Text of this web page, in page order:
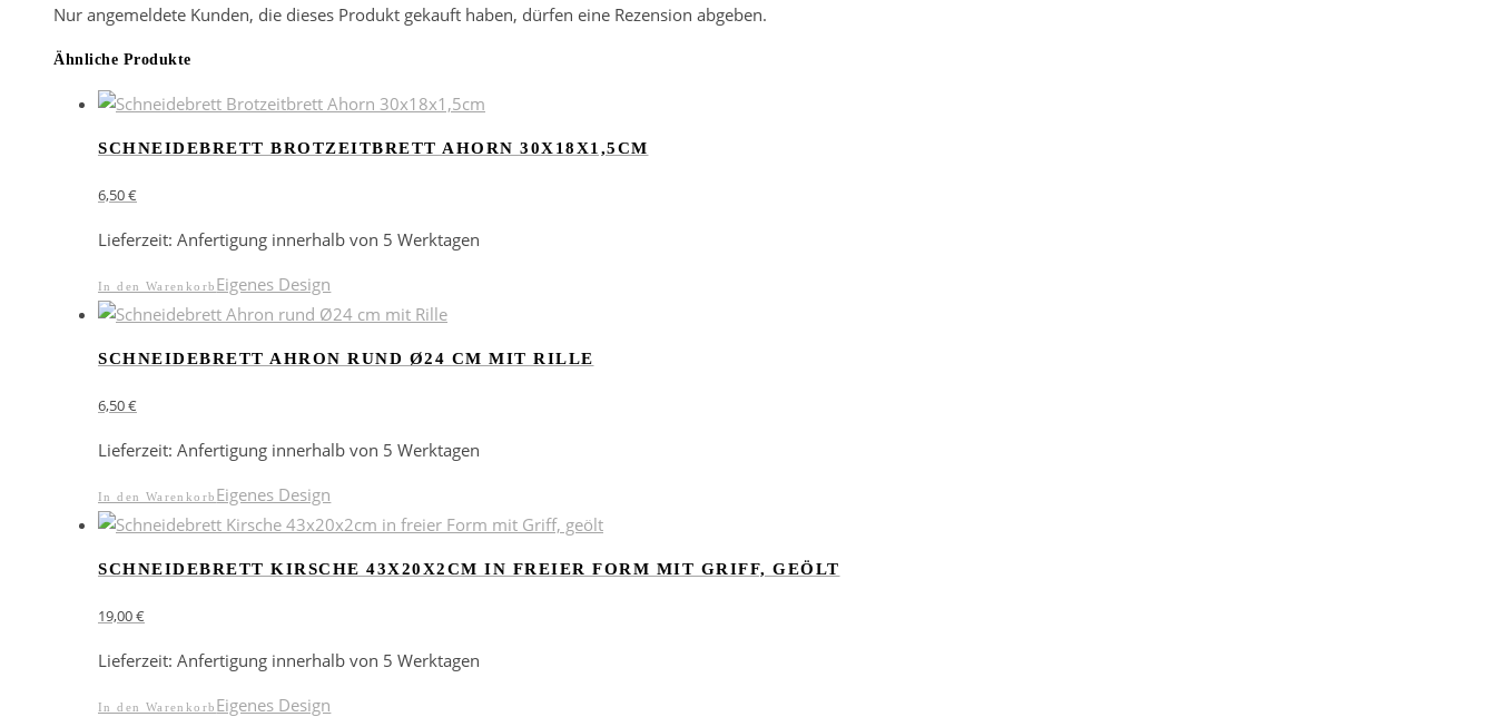
Nur angemeldete Kunden, die dieses Produkt gekauft haben, dürfen eine Rezension abgeben.
Ähnliche Produkte
SCHNEIDEBRETT BROTZEITBRETT AHORN 30X18X1,5CM
6,50€
Lieferzeit: Anfertigung innerhalb von 5 Werktagen
In den Warenkorb Eigenes Design
SCHNEIDEBRETT AHRON RUND Ø24 CM MIT RILLE
6,50€
Lieferzeit: Anfertigung innerhalb von 5 Werktagen
In den Warenkorb Eigenes Design
SCHNEIDEBRETT KIRSCHE 43X20X2CM IN FREIER FORM MIT GRIFF, GEÖLT
19,00€
Lieferzeit: Anfertigung innerhalb von 5 Werktagen
In den Warenkorb Eigenes Design